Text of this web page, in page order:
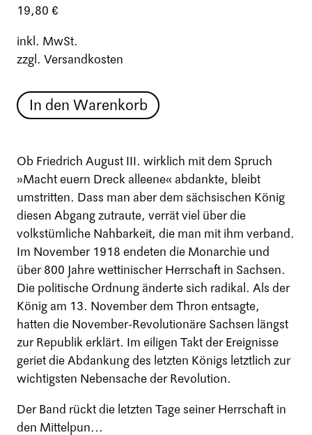
19,80 €
inkl. MwSt.
zzgl. Versandkosten
In den Warenkorb
Ob Friedrich August III. wirklich mit dem Spruch
»Macht euern Dreck alleene« abdankte, bleibt
umstritten. Dass man aber dem sächsischen König
diesen Abgang zutraute, verrät viel über die
volkstümliche Nahbarkeit, die man mit ihm verband.
Im November 1918 endeten die Monarchie und
über 800 Jahre wettinischer Herrschaft in Sachsen.
Die politische Ordnung änderte sich radikal. Als der
König am 13. November dem Thron entsagte,
hatten die November-Revolutionäre Sachsen längst
zur Republik erklärt. Im eiligen Takt der Ereignisse
geriet die Abdankung des letzten Königs letztlich zur
wichtigsten Nebensache der Revolution.
Der Band rückt die letzten Tage seiner Herrschaft in
den Mittelpun...